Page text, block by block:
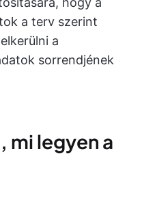
a terv szerint
a
sorrendjének
mi legyen a